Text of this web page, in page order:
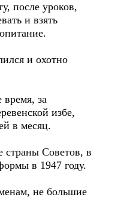
после уроков,
и взять
и охотно
время, за
избе,
в месяц.
страны Советов, в
в 1947 году.
не большие